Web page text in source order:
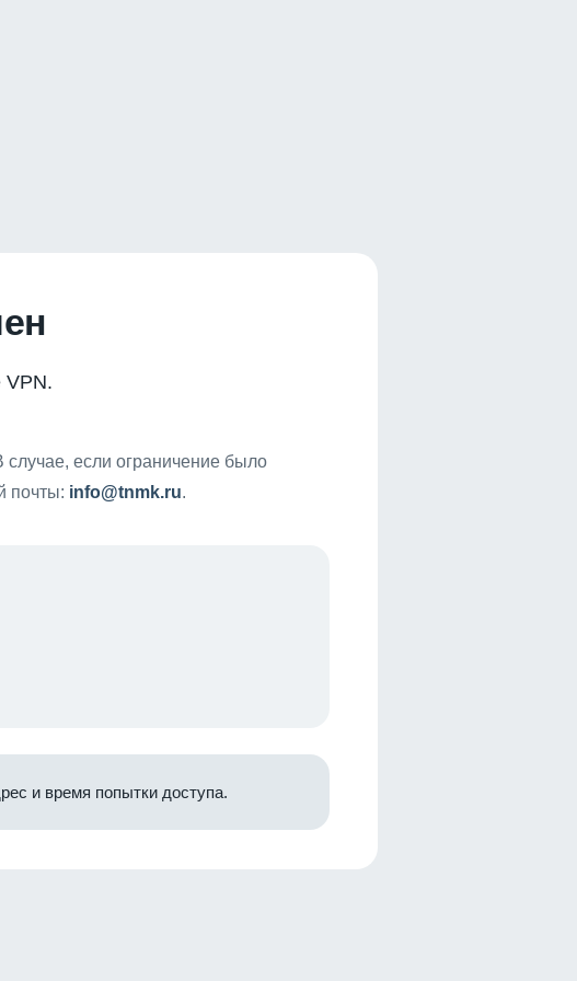
VPN.
случае, если ограничение было
почты: info@tnmk.ru.
и время попытки доступа.